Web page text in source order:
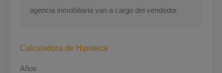
agencia inmobiliaria van a cargo del vendedor.
Calculadora de Hipoteca
Años